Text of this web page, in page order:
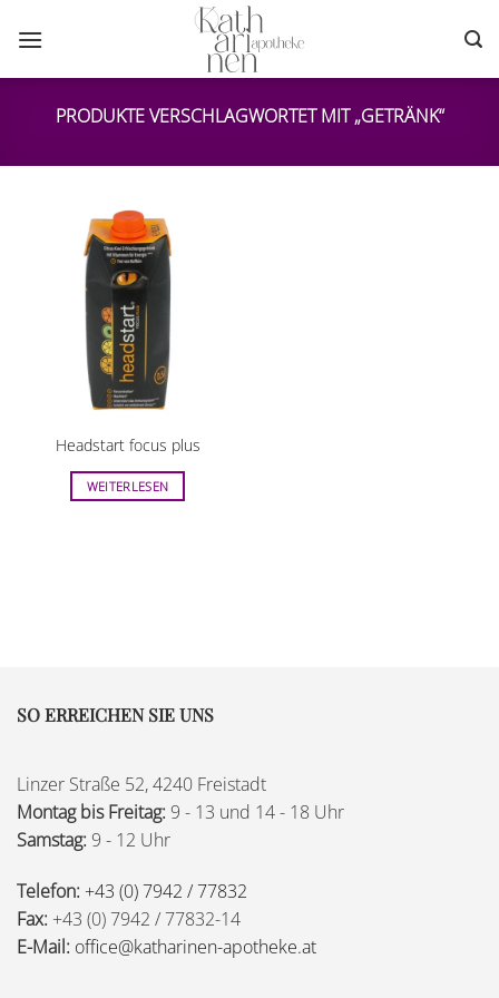
Inhalt
PRODUKTE VERSCHLAGWORTET MIT „GETRÄNK“
Headstart focus plus
WEITERLESEN
SO ERREICHEN SIE UNS
Linzer Straße 52, 4240 Freistadt
Montag bis Freitag: 9 - 13 und 14 - 18 Uhr
Samstag: 9 - 12 Uhr
Telefon: +43 (0) 7942 / 77832
Fax: +43 (0) 7942 / 77832-14
E-Mail: office@katharinen-apotheke.at